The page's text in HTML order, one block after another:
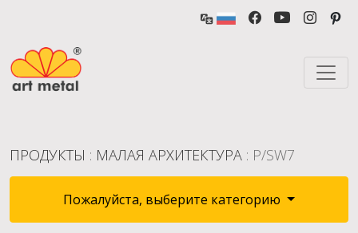
ПРОДУКТЫ : МАЛАЯ АРХИТЕКТУРА : P/SW7
Пожалуйста, выберите категорию